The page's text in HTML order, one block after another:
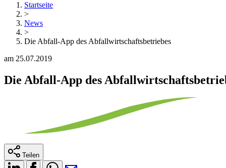
Startseite
>
News
>
Die Abfall-App des Abfallwirtschaftsbetriebes
am 25.07.2019
Die Abfall-App des
Teilen